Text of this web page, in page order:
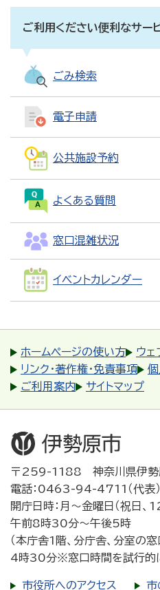
ご利用ください便利なサー
ごみ検索
電子申請
公共施設予約
よくある質問
窓口混雑状況
イベントカレンダー
ホームページの使い方
ウェ
リンク・著作権・免責事項
ご利用案内
サイトマップ
〒259-1188 神奈川県伊勢
電話：0463-94-4711（代表）
開庁日時：月～金曜日（祝日
午前8時30分～午後5時
（本庁舎1階、分庁舎、分室の
4時30分※窓口時間を試行的に
市役所へのアクセス 市